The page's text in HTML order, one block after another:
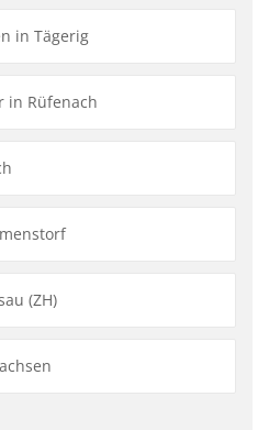
in Tägerig
in Rüfenach
(ZH)